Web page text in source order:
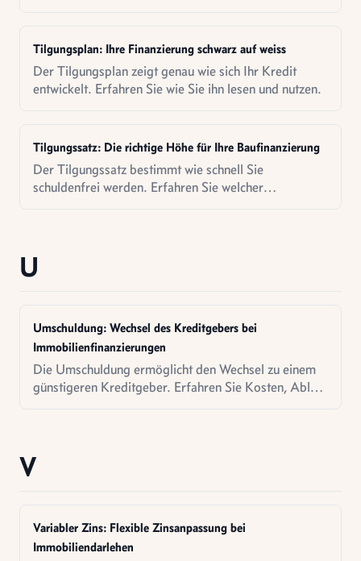
Tilgungsplan: Ihre Finanzierung schwarz auf weiss
Der Tilgungsplan zeigt genau wie sich Ihr Kredit
entwickelt. Erfahren Sie wie Sie ihn lesen und nutzen.
Tilgungssatz: Die richtige Höhe für Ihre Baufinanzierung
Der Tilgungssatz bestimmt wie schnell Sie
schuldenfrei werden. Erfahren Sie welcher
U
Umschuldung: Wechsel des Kreditgebers bei
Immobilienfinanzierungen
Die Umschuldung ermöglicht den Wechsel zu einem
günstigeren Kreditgeber. Erfahren Sie Kosten, Ablauf
V
Variabler Zins: Flexible Zinsanpassung bei
Immobiliendarlehen